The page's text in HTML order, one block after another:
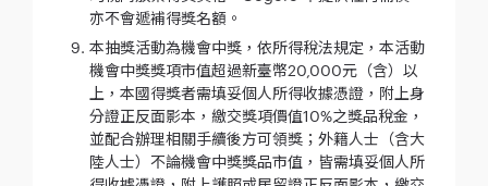
亦不會遞補得獎名額。
本抽獎活動為機會中獎，依所得稅法規定，本活動
機會中獎獎項市值超過新臺幣20,000元（含）以
上，本國得獎者需填妥個人所得收據憑證，附上身
分證正反面影本，繳交獎項價值10%之獎品稅金，
並配合辦理相關手續後方可領獎；外籍人士（含大
陸人士）不論機會中獎獎品市值，皆需填妥個人所